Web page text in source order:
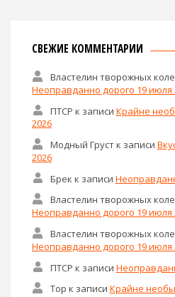
СВЕЖИЕ КОММЕНТАРИИ
Властелин творожных
Неоправданно дорого 19 июля
ПТСР к записи Крайне
2026
Модный Грустк записи
2026
Брек к записи
Властелин творожных
Неоправданно дорого 19 июля
Властелин творожных
Неоправданно дорого 19 июля
ПТСР к записи
Тор к записи Крайне